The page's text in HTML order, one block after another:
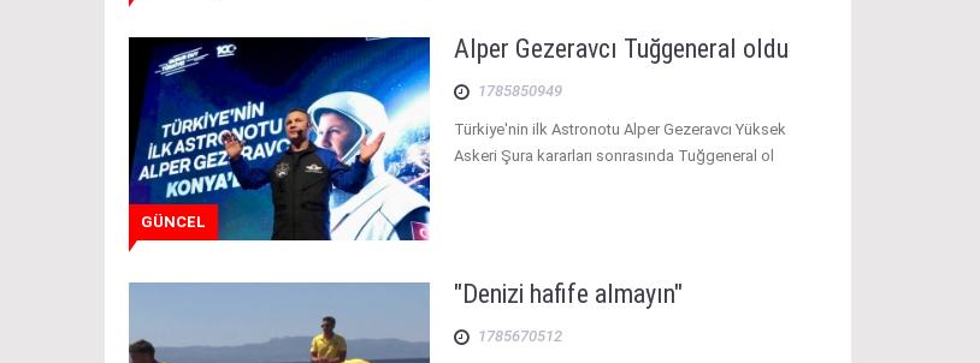
GÜNCEL
Alper Gezeravcı Tuğgeneral oldu
1785850949
Türkiye'nin ilk Astronotu Alper Gezeravcı Yüksek
Askeri Şura kararları sonrasında Tuğgeneral ol
"Denizi hafife almayın"
1785670512